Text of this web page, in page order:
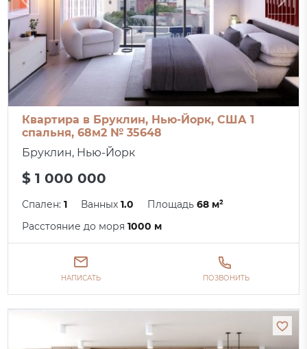
Квартира в Бруклин, Нью-Йорк, США 1
спальня, 68м2 № 35648
Бруклин, Нью-Йорк
$ 1 000 000
Спален:1 Ванных1.0 Площадь68 м²
Расстояние до моря1000 м
НАПИСАТЬ ПОЗВОНИТЬ